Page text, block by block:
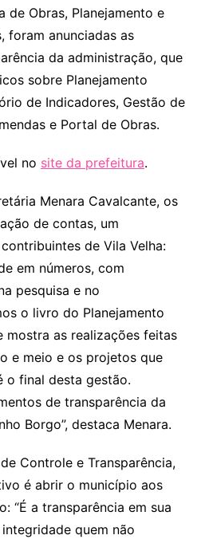
de Obras, Planejamento e
foram anunciadas as
da administração, que
sobre Planejamento
de Indicadores, Gestão de
e Portal de Obras.
no site da prefeitura.
Menara Cavalcante, os
de contas, um
de Vila Velha:
em números, com
pesquisa e no
o livro do Planejamento
mostra as realizações feitas
e meio e os projetos que
o final desta gestão.
de transparência da
Borgo”, destaca Menara.
Controle e Transparência,
é abrir o município aos
“É a transparência em sua
quem não